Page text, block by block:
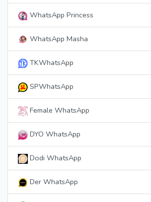
WhatsApp Princess
WhatsApp Masha
TKWhatsApp
SPWhatsApp
Female WhatsApp
DYO WhatsApp
Dodi WhatsApp
Der WhatsApp